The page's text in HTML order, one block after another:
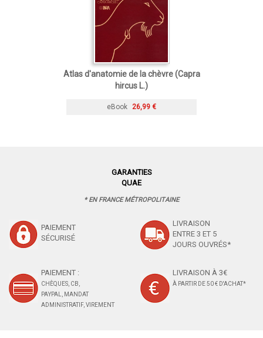
Atlas d'anatomie de la chèvre (Capra
hircus L.)
eBook 26,99 €
GARANTIES
QUAE
* EN FRANCE MÉTROPOLITAINE
PAIEMENT
SÉCURISÉ
LIVRAISON
ENTRE 3 ET 5
JOURS OUVRÉS*
PAIEMENT :
CHÈQUES, CB,
PAYPAL, MANDAT
ADMINISTRATIF, VIREMENT
LIVRAISON À 3€
À PARTIR DE 50 € D'ACHAT*